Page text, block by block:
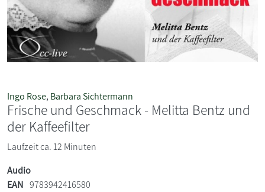
Ingo Rose, Barbara Sichtermann
Frische und Geschmack - Melitta Bentz und
der Kaffeefilter
Laufzeit ca. 12 Minuten
Audio
EAN 9783942416580